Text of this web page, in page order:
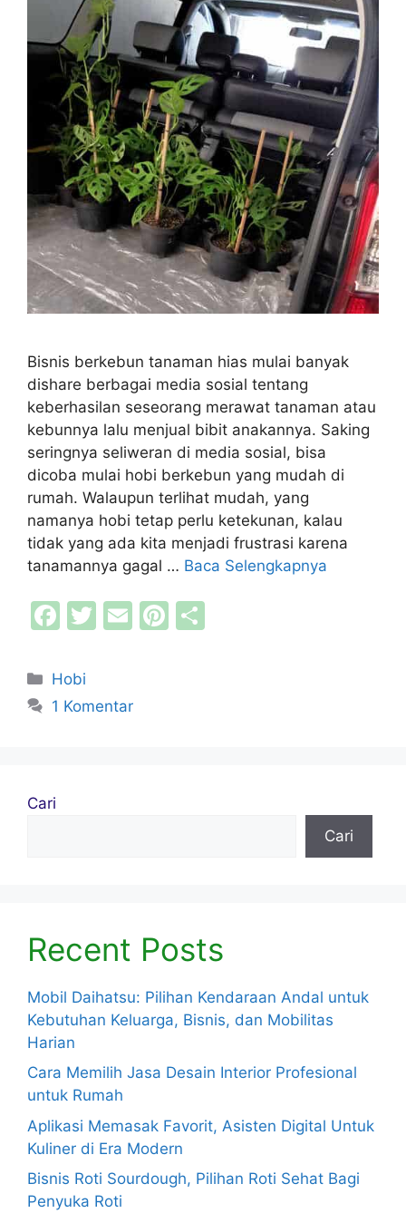
Bisnis berkebun tanaman hias mulai banyak
dishare berbagai media sosial tentang
keberhasilan seseorang merawat tanaman atau
kebunnya lalu menjual bibit anakannya. Saking
seringnya seliweran di media sosial, bisa
dicoba mulai hobi berkebun yang mudah di
rumah. Walaupun terlihat mudah, yang
namanya hobi tetap perlu ketekunan, kalau
tidak yang ada kita menjadi frustrasi karena
tanamannya gagal … Baca Selengkapnya
F
c
e
T
er
E
l
Pi
Kategori
Hobi
1 Komentar
Cari
Cari
Recent Posts
Mobil Daihatsu: Pilihan Kendaraan Andal untuk
Kebutuhan Keluarga, Bisnis, dan Mobilitas
Harian
Cara Memilih Jasa Desain Interior Profesional
untuk Rumah
Aplikasi Memasak Favorit, Asisten Digital Untuk
Kuliner di Era Modern
Bisnis Roti Sourdough, Pilihan Roti Sehat Bagi
Penyuka Roti